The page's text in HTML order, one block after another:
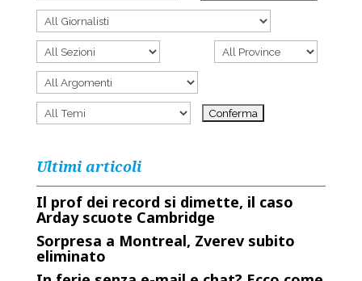
Ultimi articoli
Il prof dei record si dimette, il caso
Arday scuote Cambridge
Sorpresa a Montreal, Zverev subito
eliminato